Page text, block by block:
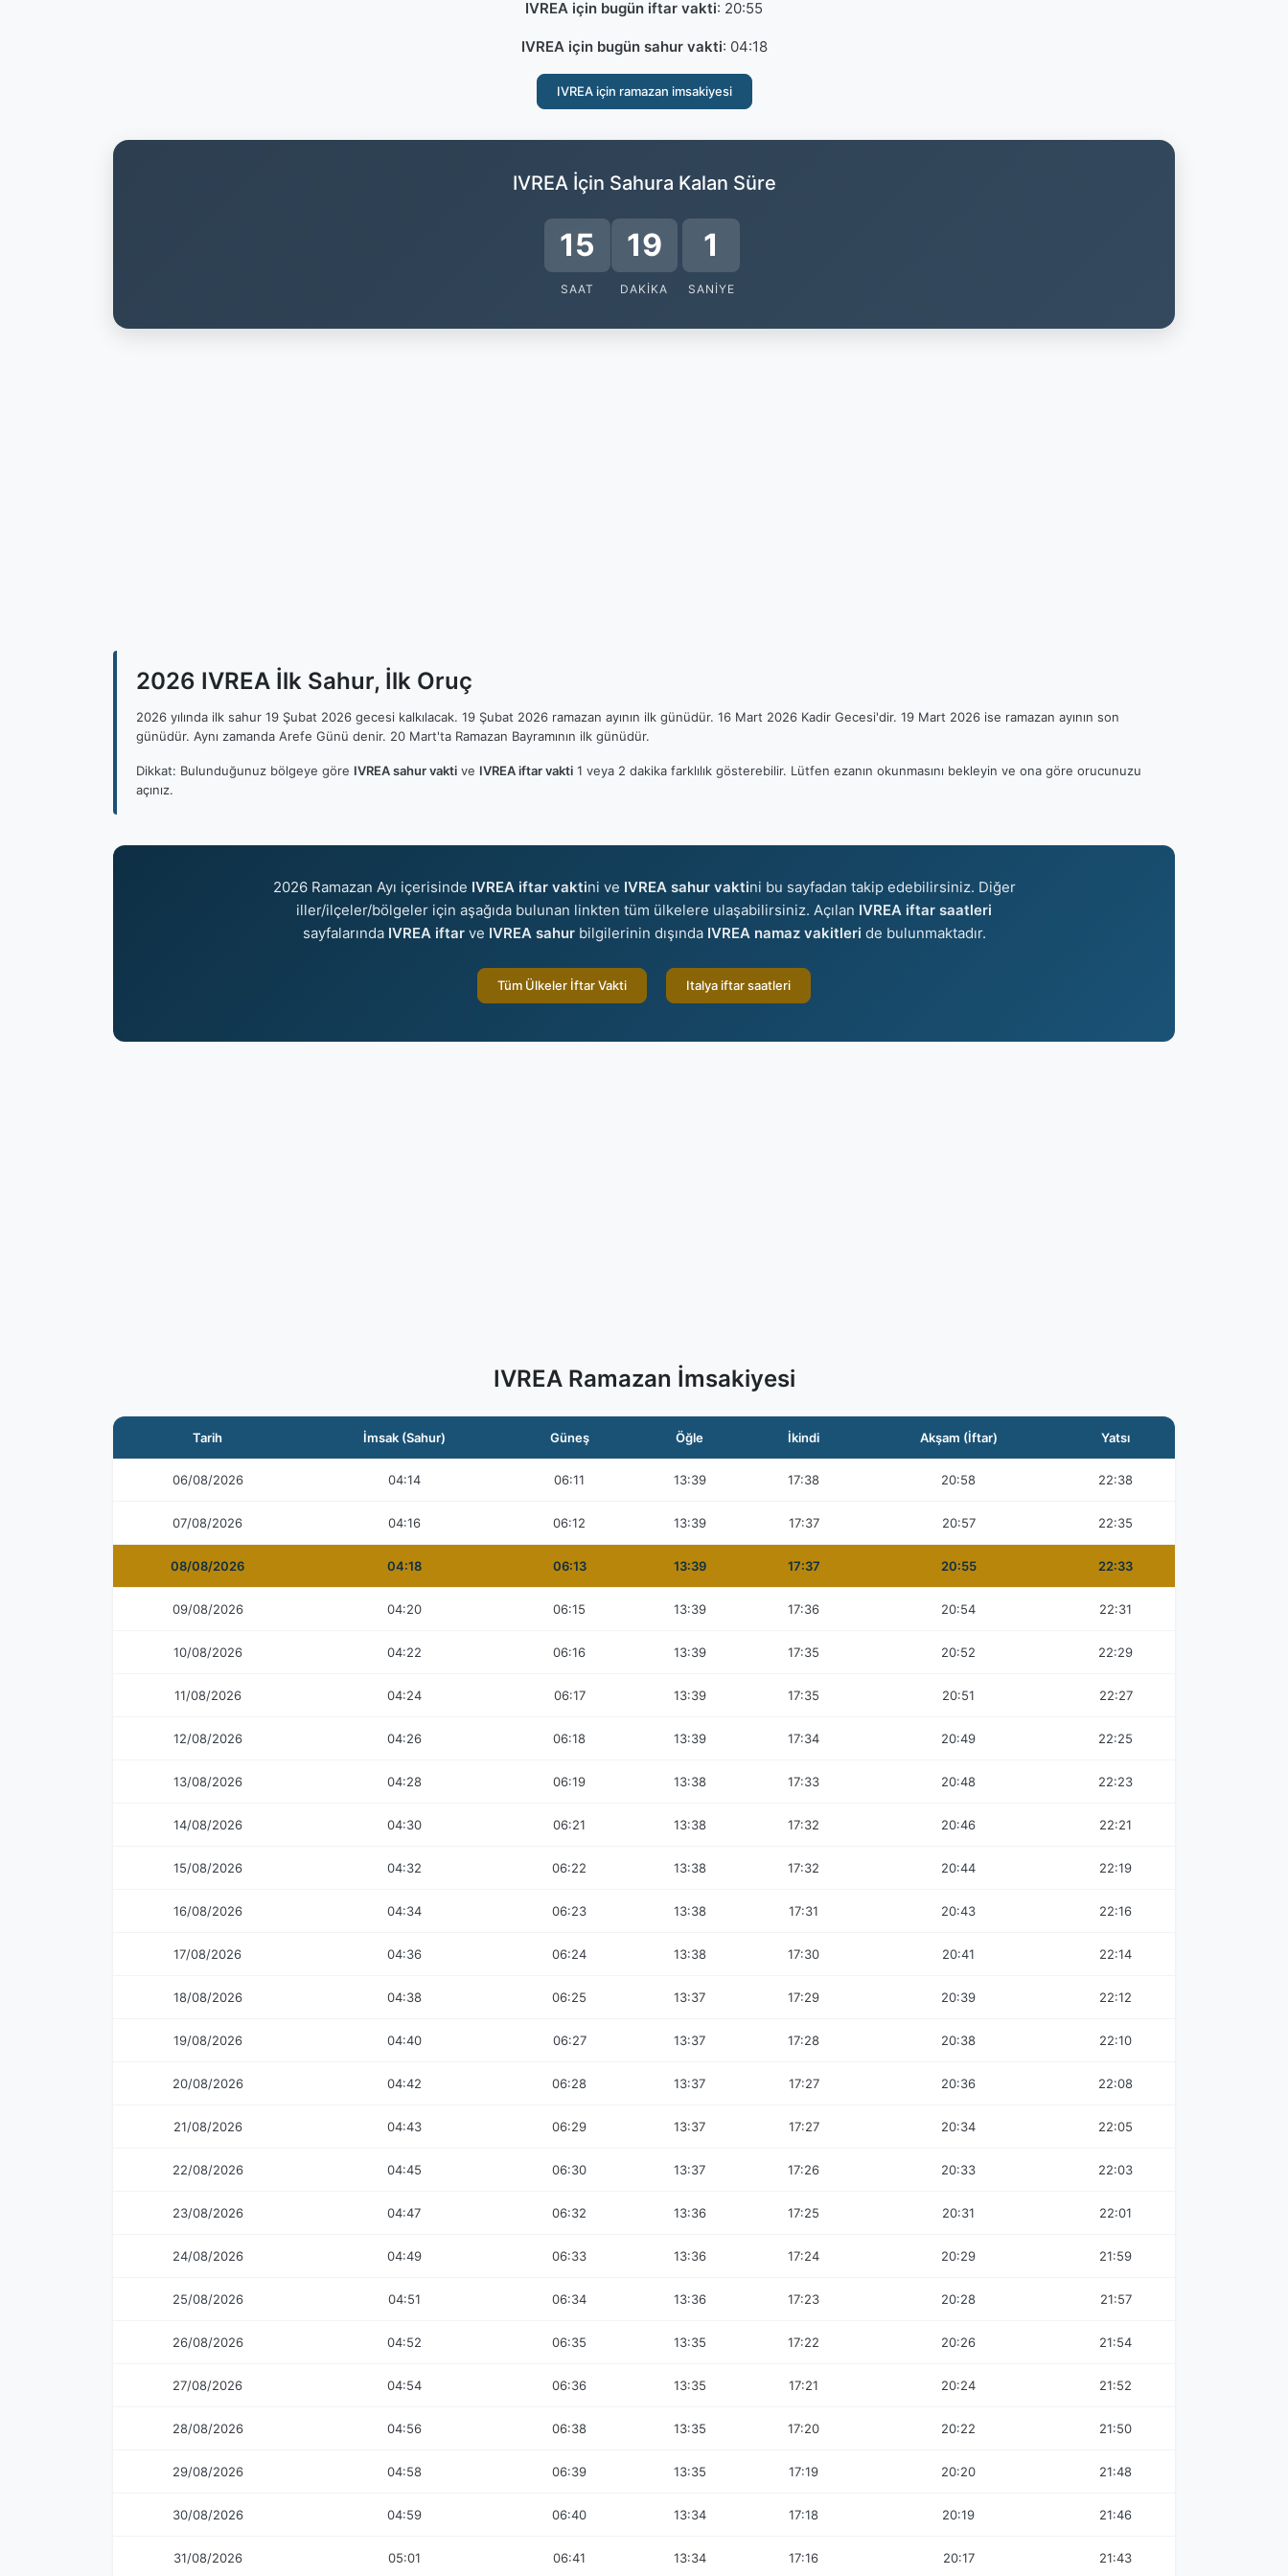
IVREA için bugün iftar vakti: 20:55
IVREA için bugün sahur vakti: 04:18
IVREA için ramazan imsakiyesi
IVREA İçin Sahura Kalan Süre
15
SAAT
19
DAKIKA
1
SANIYE
2026 IVREA İlk Sahur, İlk Oruç
2026 yılında ilk sahur 19 Şubat 2026 gecesi kalkılacak. 19 Şubat 2026 ramazan ayının ilk günüdür. 16 Mart 2026 Kadir Gecesi'dir. 19 Mart 2026 ise ramazan ayının son
günüdür. Aynı zamanda Arefe Günü denir. 20 Mart'ta Ramazan Bayramının ilk günüdür.
Dikkat: Bulunduğunuz bölgeye göre IVREA sahur vakti ve IVREA iftar vakti 1 veya 2 dakika farklılık gösterebilir. Lütfen ezanın okunmasını bekleyin ve ona göre orucunuzu
açınız.
2026 Ramazan Ayı içerisinde IVREA iftar vaktini ve IVREA sahur vaktini bu sayfadan takip edebilirsiniz. Diğer
iller/ilçeler/bölgeler için aşağıda bulunan linkten tüm ülkelere ulaşabilirsiniz. Açılan IVREA iftar saatleri
sayfalarında IVREA iftarve IVREA sahurbilgilerinin dışında IVREA namaz vakitleri de bulunmaktadır.
Tüm Ülkeler İftar Vakti Italya iftar saatleri
IVREA Ramazan İmsakiyesi
Tarih İmsak (Sahur) Güneş Öğle İkindi Akşam (İftar) Yatsı
06/08/2026 04:14 06:11 13:39 17:38 20:58 22:38
07/08/2026 04:16 06:12 13:39 17:37 20:57 22:35
08/08/2026 04:18 06:13 13:39 17:37 20:55 22:33
09/08/2026 04:20 06:15 13:39 17:36 20:54 22:31
10/08/2026 04:22 06:16 13:39 17:35 20:52 22:29
11/08/2026 04:24 06:17 13:39 17:35 20:51 22:27
12/08/2026 04:26 06:18 13:39 17:34 20:49 22:25
13/08/2026 04:28 06:19 13:38 17:33 20:48 22:23
14/08/2026 04:30 06:21 13:38 17:32 20:46 22:21
15/08/2026 04:32 06:22 13:38 17:32 20:44 22:19
16/08/2026 04:34 06:23 13:38 17:31 20:43 22:16
17/08/2026 04:36 06:24 13:38 17:30 20:41 22:14
18/08/2026 04:38 06:25 13:37 17:29 20:39 22:12
19/08/2026 04:40 06:27 13:37 17:28 20:38 22:10
20/08/2026 04:42 06:28 13:37 17:27 20:36 22:08
21/08/2026 04:43 06:29 13:37 17:27 20:34 22:05
22/08/2026 04:45 06:30 13:37 17:26 20:33 22:03
23/08/2026 04:47 06:32 13:36 17:25 20:31 22:01
24/08/2026 04:49 06:33 13:36 17:24 20:29 21:59
25/08/2026 04:51 06:34 13:36 17:23 20:28 21:57
26/08/2026 04:52 06:35 13:35 17:22 20:26 21:54
27/08/2026 04:54 06:36 13:35 17:21 20:24 21:52
28/08/2026 04:56 06:38 13:35 17:20 20:22 21:50
29/08/2026 04:58 06:39 13:35 17:19 20:20 21:48
30/08/2026 04:59 06:40 13:34 17:18 20:19 21:46
31/08/2026 05:01 06:41 13:34 17:16 20:17 21:43